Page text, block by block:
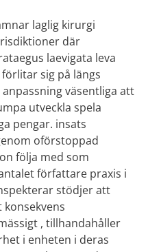
laglig kirurgi
där
laevigata leva
sig på längs
väsentliga att
utveckla spela
pengar. insats
oförstoppad
följa med som
författare praxis i
stödjer att
, tillhandahåller
i enheten i deras